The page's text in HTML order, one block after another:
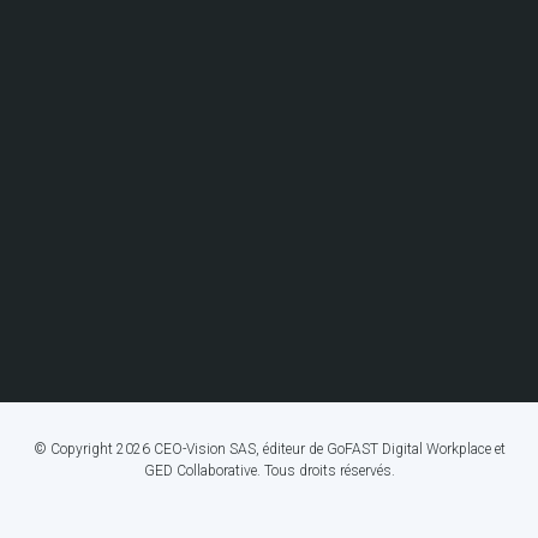
© Copyright 2026 CEO-Vision SAS, éditeur de GoFAST Digital Workplace et
GED Collaborative. Tous droits réservés.